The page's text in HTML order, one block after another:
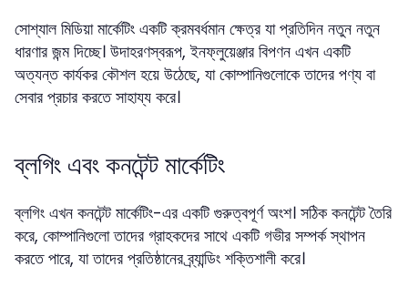
সোশ্যাল মিডিয়া মার্কেটিং একটি ক্রমবর্ধমান ক্ষেত্র যা প্রতিদিন নতুন নতুন
ধারণার জন্ম দিচ্ছে। উদাহরণস্বরূপ, ইনফ্লুয়েঞ্জার বিপণন এখন একটি
অত্যন্ত কার্যকর কৌশল হয়ে উঠেছে, যা কোম্পানিগুলোকে তাদের পণ্য বা
সেবার প্রচার করতে সাহায্য করে।
ব্লগিং এবং কনটেন্ট মার্কেটিং
ব্লগিং এখন কনটেন্ট মার্কেটিং-এর একটি গুরুত্বপূর্ণ অংশ। সঠিক কনটেন্ট তৈরি
করে, কোম্পানিগুলো তাদের গ্রাহকদের সাথে একটি গভীর সম্পর্ক স্থাপন
করতে পারে, যা তাদের প্রতিষ্ঠানের ব্র্যান্ডিং শক্তিশালী করে।